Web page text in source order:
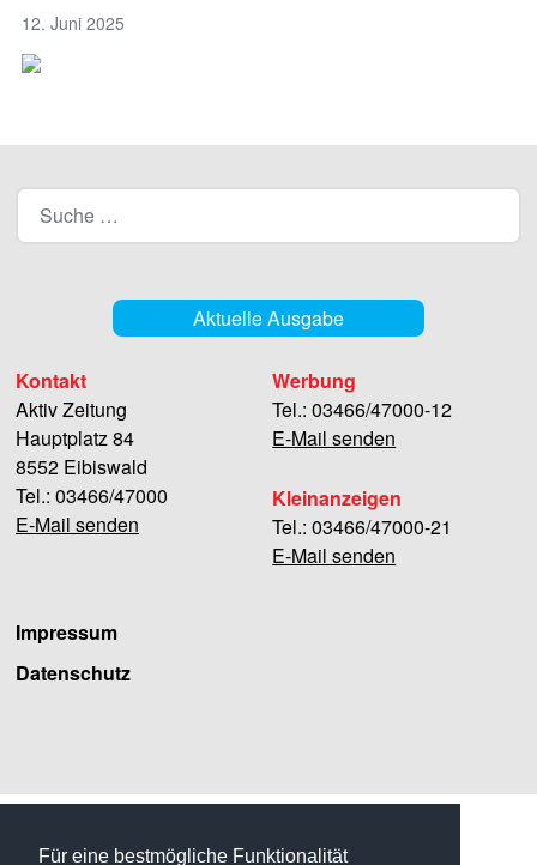
Für eine bestmögliche Funktionalität
12. Juni 2025
Aktuelle Ausgabe
Kontakt
Aktiv Zeitung
Hauptplatz 84
8552 Eibiswald
Tel.: 03466/47000
E-Mail senden
Werbung
Tel.: 03466/47000-12
E-Mail senden
Kleinanzeigen
Tel.: 03466/47000-21
E-Mail senden
Impressum
Datenschutz